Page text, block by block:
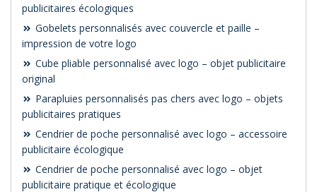
publicitaires écologiques
Gobelets personnalisés avec couvercle et paille –
impression de votre logo
Cube pliable personnalisé avec logo – objet publicitaire
original
Parapluies personnalisés pas chers avec logo – objets
publicitaires pratiques
Cendrier de poche personnalisé avec logo – accessoire
publicitaire écologique
Cendrier de poche personnalisé avec logo – objet
publicitaire pratique et écologique